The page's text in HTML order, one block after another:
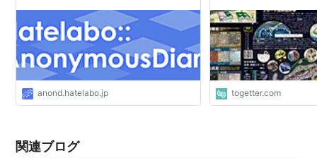
anond.hatelabo.jp togetter.com
関連ブログ